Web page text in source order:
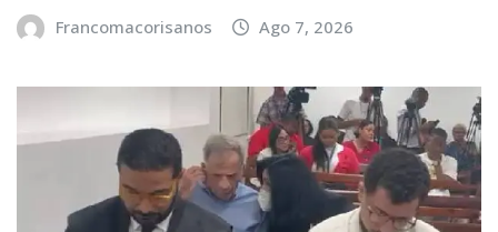
Francomacorisanos Ago 7, 2026